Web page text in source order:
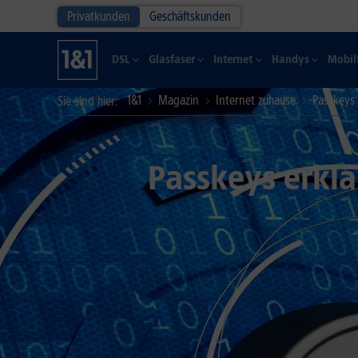
Privatkunden Geschäftskunden
DSL Glasfaser Internet Handys
Sie sind hier 1&1 Magazin Internet zuhause
Passkeys